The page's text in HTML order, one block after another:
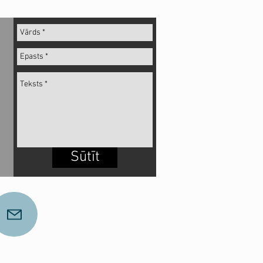
Sūtīt